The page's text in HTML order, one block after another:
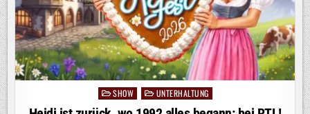
Posted
in
SHOW UNTERHALTUNG